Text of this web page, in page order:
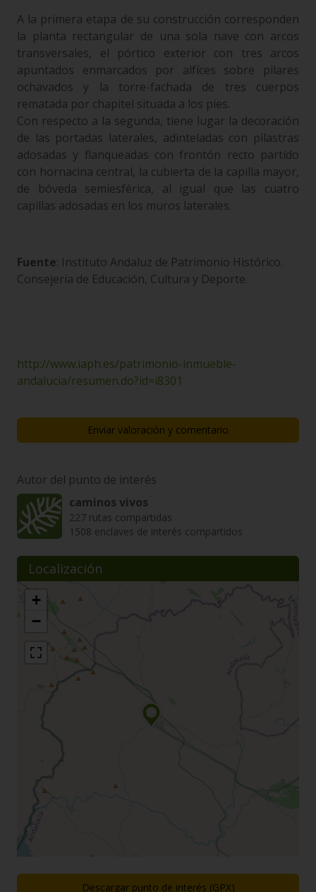
A la primera etapa de su construcción corresponden
la planta rectangular de una sola nave con arcos
transversales, el pórtico exterior con tres arcos
apuntados enmarcados por alfíces sobre pilares
ochavados y la torre-fachada de tres cuerpos
rematada por chapitel situada a los pies.
Con respecto a la segunda, tiene lugar la decoración
de las portadas laterales, adinteladas con pilastras
adosadas y flanqueadas con frontón recto partido
con hornacina central, la cubierta de la capilla mayor,
de bóveda semiesférica, al igual que las cuatro
capillas adosadas en los muros laterales.
Fuente: Instituto Andaluz de Patrimonio Histórico.
Consejería de Educación, Cultura y Deporte.
http://www.iaph.es/patrimonio-inmueble-
andalucia/resumen.do?id=i8301
Enviar valoración y comentario
Autor del punto de interés
caminos vivos
227 rutas compartidas
1508 enclaves de interés compartidos
Localización
+
−
Descargar punto de interés (GPX)